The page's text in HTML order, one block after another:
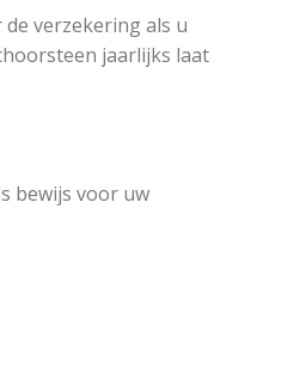
verzekering als u
jaarlijks laat
bewijs voor uw